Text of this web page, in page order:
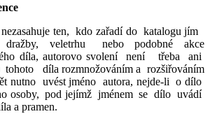
ten, kdo zařadí do katalogu jím
dražby, veletrhu nebo podobné akce
díla, autorovo svolení není třeba ani
díla rozmnožováním a rozšiřováním
nutno uvést jméno autora, nejde-li o dílo
osoby, pod jejímž jménem se dílo uvádí
a pramen.